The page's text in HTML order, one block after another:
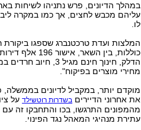
במהלך הדיונים, פרש נתניהו לשיחות
עליהם מכבש לחצים, אך כמו במקרה
לו.
המלצות ועדת טרכטנברג שספגו
כוללות, בין
הדלק, חינוך חינם
מחירי מוצרים בפיקוח".
מוקדם יותר, במקביל לדיונים בממשלה,
את אחרוני הדיירים בשדרות רוטשילדעל
מהמפונים התרגשו, בכו והתחבקו זה
עתירת מנהיגי המאהל נגד הפינוי.